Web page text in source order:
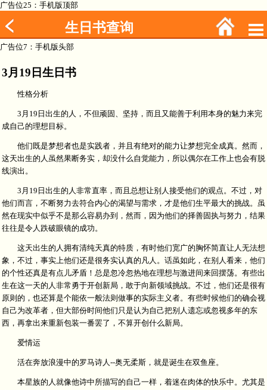
广告位25：手机版顶部
生日书查询
广告位7：手机版头部
3月19日生日书
性格分析
3月19日出生的人，不但顽固、坚持，而且又能善于利用本身的魅力来完
成自己的理想目标。
他们既是梦想者也是实践者，并且有绝对的能力让梦想完全成真。然而，
这天出生的人虽然果断务实，却没什么自觉能力，所以偶尔在工作上也会有脱
线演出。
3月19日出生的人非常直率，而且总想让别人接受他们的观点。不过，对
他们而言，不断努力去符合内心的渴望与需求，才是他们生平最大的挑战。虽
然在现实中似乎不是那么容易办到，然而，因为他们的择善固执与努力，结果
往往是令人跌破眼镜的成功。
这天出生的人拥有清纯天真的特质，有时他们宽广的胸怀简直让人无法想
象，不过，事实上他们还是很务实认真的凡人。话虽如此，在别人看来，他们
的个性还真是有点儿矛盾！总是忽冷忽热地在理想与激进间来回摆荡。有些出
生在这一天的人非常勇于开创新局，敢于向新领域挑战。不过，他们还是很有
原则的，也还算是个能依一般法则做事的实际主义者。有些时候他们的确会视
自己为改革者，但大部份时间他们只是认为自己把别人遗忘或忽视多年的东
西，再拿出来重新包装一番罢了，不算开创什么新局。
爱情运
活在奔放浪漫中的罗马诗人--奥无柔斯，就是诞生在双鱼座。
本星族的人就像他诗中所描写的自己一样，着迷在肉体的快乐中。尤其是